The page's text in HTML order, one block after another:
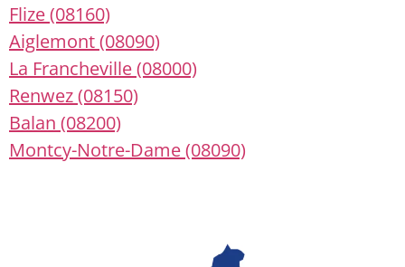
Flize (08160)
Aiglemont (08090)
La Francheville (08000)
Renwez (08150)
Balan (08200)
Montcy-Notre-Dame (08090)